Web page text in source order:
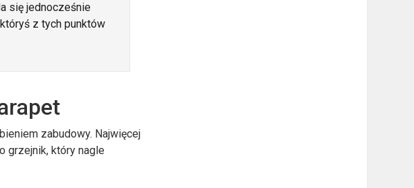
się jednocześnie
z tych punktów
zabudowy. Najwięcej
grzejnik, który nagle